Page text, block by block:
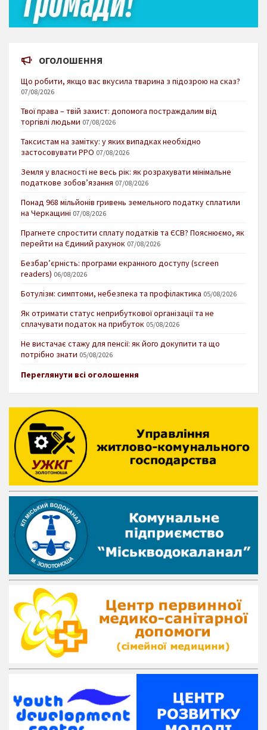
ОГОЛОШЕННЯ
Що робити, якщо вас вкусила тварина з підозрою на сказ?
07/08/2026
Твої права – твій захист: допомога постраждалим від
торгівлі людьми 07/08/2026
Таксистам на замітку: у яких випадках необхідно
застосовувати РРО 07/08/2026
Земля у власності не весь рік: як розрахувати мінімальне
податкове зобов’язання 07/08/2026
Понад 968 мільйонів гривень земельного податку сплатили
на Черкащині 07/08/2026
Прагнете спростити сплату податків та ЄСВ? Пояснюємо, як
перейти на Єдиний рахунок 07/08/2026
Безбар’єрність: програми екранного доступу (screen
readers) 06/08/2026
Ботулізм: симптоми, небезпека та профілактика 05/08/2026
Як отримати статус неприбуткової організації та не
сплачувати податок на прибуток 05/08/2026
Не вистачає стажу для пенсії: як його докупити та що
потрібно знати 05/08/2026
Переглянути всі оголошення